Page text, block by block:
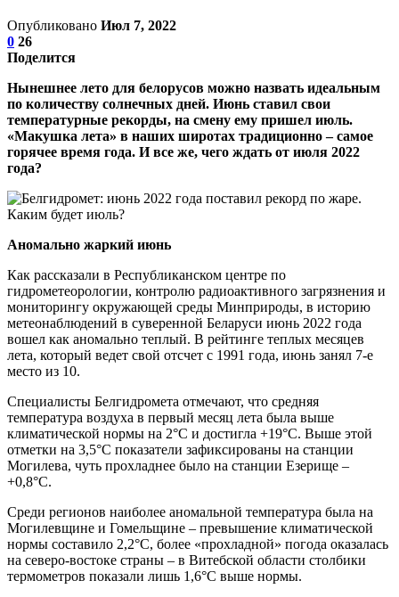
Опубликовано Июл 7, 2022
0 26
Поделится
Нынешнее лето для белорусов можно назвать идеальным
по количеству солнечных дней. Июнь ставил свои
температурные рекорды, на смену ему пришел июль.
«Макушка лета» в наших широтах традиционно – самое
горячее время года. И все же, чего ждать от июля 2022
года?
Аномально жаркий июнь
Как рассказали в Республиканском центре по
гидрометеорологии, контролю радиоактивного загрязнения и
мониторингу окружающей среды Минприроды, в историю
метеонаблюдений в суверенной Беларуси июнь 2022 года
вошел как аномально теплый. В рейтинге теплых месяцев
лета, который ведет свой отсчет с 1991 года, июнь занял 7-е
место из 10.
Специалисты Белгидромета отмечают, что средняя
температура воздуха в первый месяц лета была выше
климатической нормы на 2°С и достигла +19°С. Выше этой
отметки на 3,5°С показатели зафиксированы на станции
Могилева, чуть прохладнее было на станции Езерище –
+0,8°С.
Среди регионов наиболее аномальной температура была на
Могилевщине и Гомельщине – превышение климатической
нормы составило 2,2°С, более «прохладной» погода оказалась
на северо-востоке страны – в Витебской области столбики
термометров показали лишь 1,6°С выше нормы.